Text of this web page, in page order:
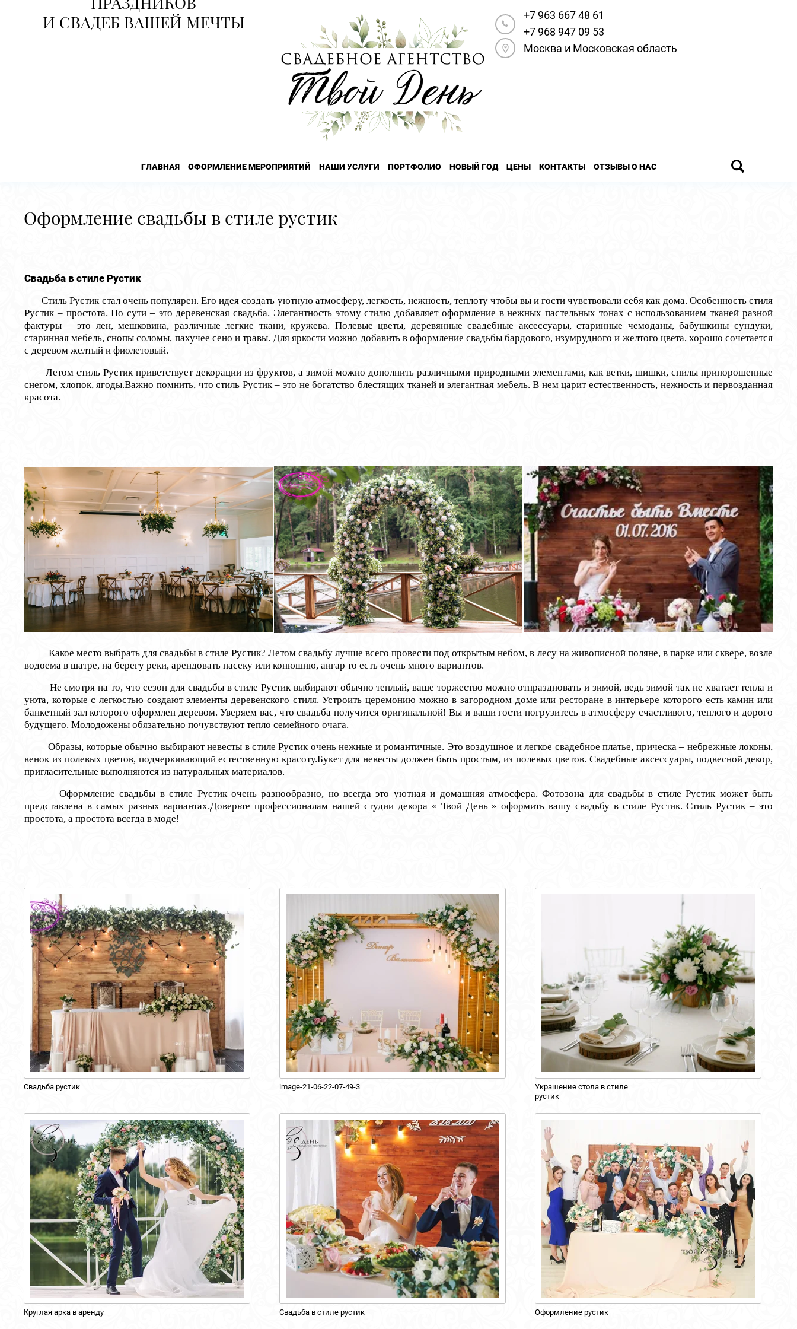
И СВАДЕБ ВАШЕЙ МЕЧТЫ
+7 963 667 48 61
+7 968 947 09 53
Москва и Московская область
ГЛАВНАЯ ОФОРМЛЕНИЕ МЕРОПРИЯТИЙ НАШИ УСЛУГИ ПОРТФОЛИО НОВЫЙ ГОД ЦЕНЫ КОНТАКТЫ ОТЗЫВЫ О НАС
Оформление свадьбы в стиле рустик
Свадьба в стиле Рустик
Стиль Рустик стал очень популярен. Его идея создать уютную атмосферу, легкость, нежность, теплоту чтобы вы и гости чувствовали себя как дома. Особенность стиля
Рустик – простота. По сути – это деревенская свадьба. Элегантность этому стилю добавляет оформление в нежных пастельных тонах с использованием тканей разной
фактуры – это лен, мешковина, различные легкие ткани, кружева. Полевые цветы, деревянные свадебные аксессуары, старинные чемоданы, бабушкины сундуки,
старинная мебель, снопы соломы, пахучее сено и травы. Для яркости можно добавить в оформление свадьбы бардового, изумрудного и желтого цвета, хорошо сочетается
с деревом желтый и фиолетовый.
Летом стиль Рустик приветствует декорации из фруктов, а зимой можно дополнить различными природными элементами, как ветки, шишки, спилы припорошенные
снегом, хлопок, ягоды.Важно помнить, что стиль Рустик – это не богатство блестящих тканей и элегантная мебель. В нем царит естественность, нежность и первозданная
красота.
Какое место выбрать для свадьбы в стиле Рустик? Летом свадьбу лучше всего провести под открытым небом, в лесу на живописной поляне, в парке или сквере, возле
водоема в шатре, на берегу реки, арендовать пасеку или конюшню, ангар то есть очень много вариантов.
Не смотря на то, что сезон для свадьбы в стиле Рустик выбирают обычно теплый, ваше торжество можно отпраздновать и зимой, ведь зимой так не хватает тепла и
уюта, которые с легкостью создают элементы деревенского стиля. Устроить церемонию можно в загородном доме или ресторане в интерьере которого есть камин или
банкетный зал которого оформлен деревом. Уверяем вас, что свадьба получится оригинальной! Вы и ваши гости погрузитесь в атмосферу счастливого, теплого и дорого
будущего. Молодожены обязательно почувствуют тепло семейного очага.
Образы, которые обычно выбирают невесты в стиле Рустик очень нежные и романтичные. Это воздушное и легкое свадебное платье, прическа – небрежные локоны,
венок из полевых цветов, подчеркивающий естественную красоту.Букет для невесты должен быть простым, из полевых цветов. Свадебные аксессуары, подвесной декор,
пригласительные выполняются из натуральных материалов.
Оформление свадьбы в стиле Рустик очень разнообразно, но всегда это уютная и домашняя атмосфера. Фотозона для свадьбы в стиле Рустик может быть
представлена в самых разных вариантах.Доверьте профессионалам нашей студии декора « Твой День » оформить вашу свадьбу в стиле Рустик. Стиль Рустик – это
простота, а простота всегда в моде!
Свадьба рустик image-21-06-22-07-49-3
Украшение стола в стиле
рустик
Круглая арка в аренду Свадьба в стиле рустик Оформление рустик